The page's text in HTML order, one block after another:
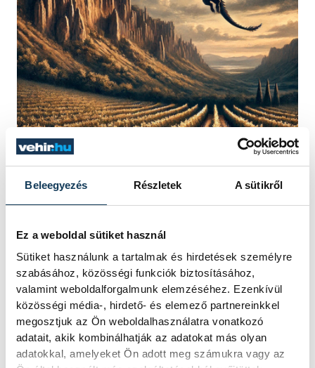
Beleegyezés Részletek A sütikről
Ez a weboldal sütiket használ
Sütiket használunk a tartalmak és hirdetések személyre
szabásához, közösségi funkciók biztosításához,
valamint weboldalforgalmunk elemzéséhez. Ezenkívül
közösségi média-, hirdető- és elemező partnereinkkel
megosztjuk az Ön weboldalhasználatra vonatkozó
adatait, akik kombinálhatják az adatokat más olyan
adatokkal, amelyeket Ön adott meg számukra vagy az
Bár a történet valószínűleg csupán mítosz,
számára mégis különleges élményt nyújt.
Amikor a hegy csúcsáról lenézünk a
Balaton csillogó vizére, könnyű elképzelni a
sárkány szárnyainak suhogását vagy a
lovag kardjának csapásait. A
bazaltorgonák rideg, szabályos formái